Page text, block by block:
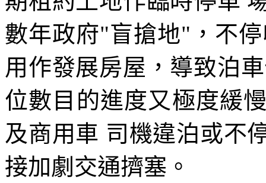
數年政府"盲搶地"，不
用作發展房屋，導致泊
位數目的進度又極度緩
及商用車 司機違泊或不
接加劇交通擠塞。